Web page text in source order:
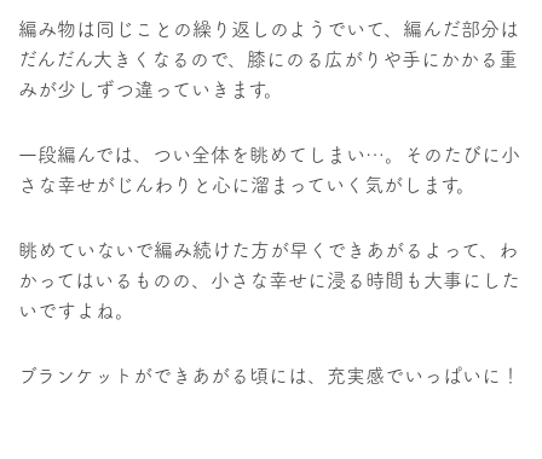
編み物は同じことの繰り返しのようでいて、編んだ部分は
だんだん大きくなるので、膝にのる広がりや手にかかる重
みが少しずつ違っていきます。
一段編んでは、つい全体を眺めてしまい…。そのたびに小
さな幸せがじんわりと心に溜まっていく気がします。
眺めていないで編み続けた方が早くできあがるよって、わ
かってはいるものの、小さな幸せに浸る時間も大事にした
いですよね。
ブランケットができあがる頃には、充実感でいっぱいに！